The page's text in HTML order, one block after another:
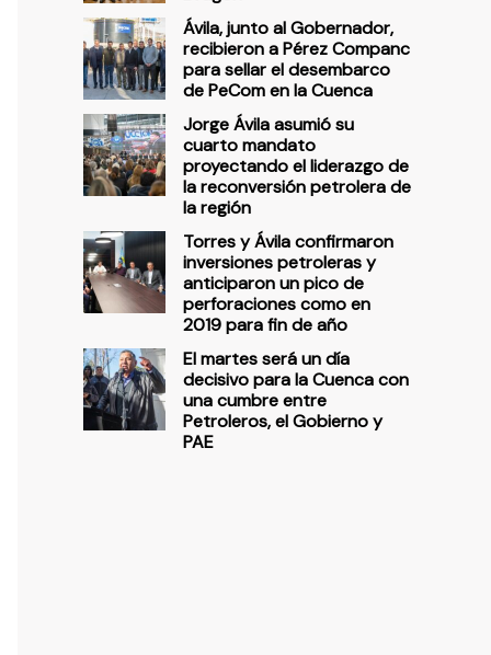
p
o
r
:
Ávila, junto al Gobernador,
recibieron a Pérez Companc
para sellar el desembarco
de PeCom en la Cuenca
Jorge Ávila asumió su
cuarto mandato
proyectando el liderazgo de
la reconversión petrolera de
la región
Torres y Ávila confirmaron
inversiones petroleras y
anticiparon un pico de
perforaciones como en
2019 para fin de año
El martes será un día
decisivo para la Cuenca con
una cumbre entre
Petroleros, el Gobierno y
PAE